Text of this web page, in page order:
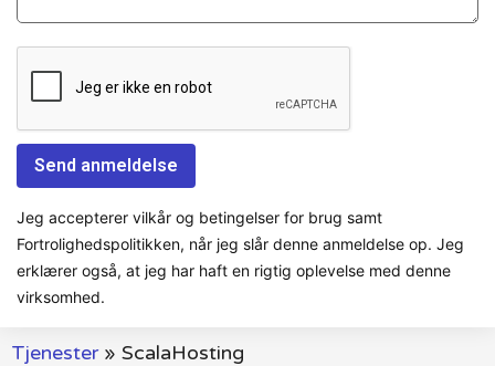
Jeg accepterer vilkår og betingelser for brug samt
Fortrolighedspolitikken, når jeg slår denne anmeldelse op. Jeg
erklærer også, at jeg har haft en rigtig oplevelse med denne
virksomhed.
Tjenester» ScalaHosting